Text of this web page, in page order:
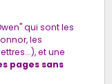
qui sont les
les
et une
pages sans